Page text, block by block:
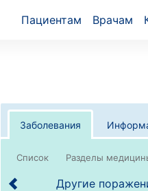
Пациентам Врачам
Заболевания
Список
Другие